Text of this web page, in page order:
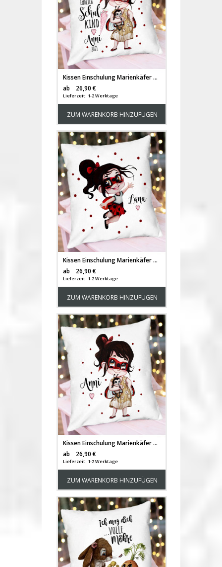
Kissen Einschulung Marienkäfer Girl Mädchen Schultüte Hurra endlich Schulkind & Name Datum Spruchkissen inkl Füllung Dekokissen bedruckt ks350
ab
26,90 €
Lieferzeit: 1-2 Werktage
ZUM WARENKORB HINZUFÜGEN
Kissen Einschulung Marienkäfer Girl Mädchen & Name Spruchkissen inkl Füllung Dekokissen bedruckt ks351
ab
26,90 €
Lieferzeit: 1-2 Werktage
ZUM WARENKORB HINZUFÜGEN
Kissen Einschulung Marienkäfer Girl Mädchen & Name Spruchkissen inkl Füllung Dekokissen bedruckt ks352
ab
26,90 €
Lieferzeit: 1-2 Werktage
ZUM WARENKORB HINZUFÜGEN